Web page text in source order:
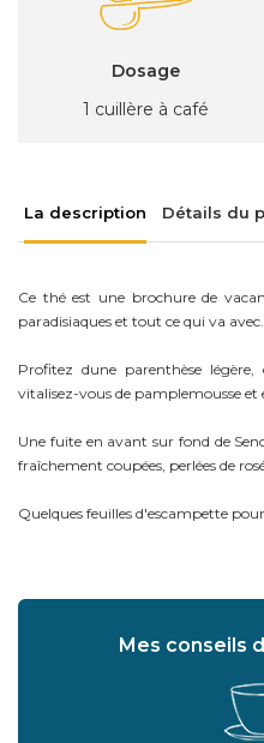
Dosage
1 cuillère à café
La description Détails du
Ce thé est une brochure de
paradisiaques et tout ce qui va avec.
Profitez dune parenthèse
vitalisez-vous de pamplemousse et
Une fuite en avant sur fond de
fraîchement coupées, perlées de
Quelques feuilles d'escampette
Mes conseils